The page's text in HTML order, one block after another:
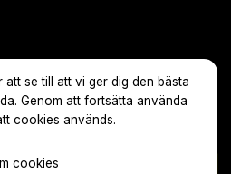
Skapad med ♥av:Webbson AB
att se till att vi ger dig den bästa
Genom att fortsätta använda
cookies används.
cookies